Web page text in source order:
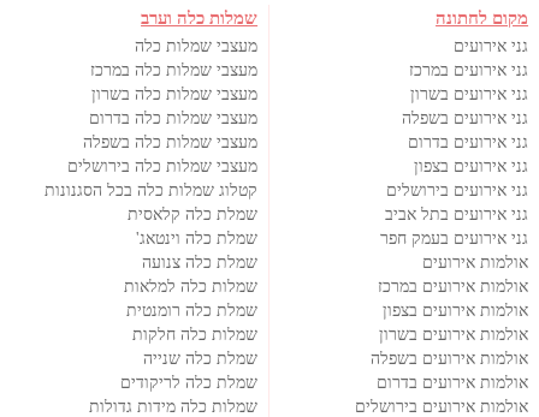
מקום לחתונה
גני אירועים
גני אירועים במרכז
גני אירועים בשרון
גני אירועים בשפלה
גני אירועים בדרום
גני אירועים בצפון
גני אירועים בירושלים
גני אירועים בתל אביב
גני אירועים בעמק חפר
אולמות אירועים
אולמות אירועים במרכז
אולמות אירועים בצפון
אולמות אירועים בשרון
אולמות אירועים בשפלה
אולמות אירועים בדרום
אולמות אירועים בירושלים
שמלות כלה וערב
מעצבי שמלות כלה
מעצבי שמלות כלה במרכז
מעצבי שמלות כלה בשרון
מעצבי שמלות כלה בדרום
מעצבי שמלות כלה בשפלה
מעצבי שמלות כלה בירושלים
קטלוג שמלות כלה בכל הסגנונות
שמלת כלה קלאסית
שמלת כלה וינטאג'
שמלת כלה צנועה
שמלות כלה למלאות
שמלת כלה רומנטית
שמלות כלה חלקות
שמלת כלה שנייה
שמלת כלה לריקודים
שמלות כלה מידות גדולות